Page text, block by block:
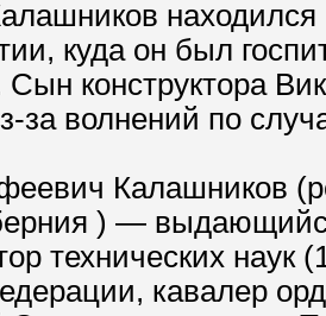
находился
куда он был
Сын конструктора
за волнений по
Калашников
) —
технических наук
кавалер